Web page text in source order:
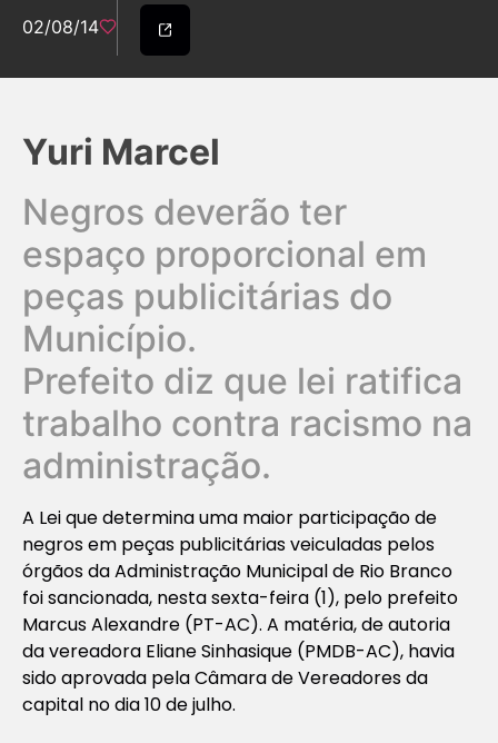
02/08/14
Yuri Marcel
Negros deverão ter
espaço proporcional em
peças publicitárias do
Município.
Prefeito diz que lei ratifica
trabalho contra racismo na
administração.
A Lei que determina uma maior participação de
negros em peças publicitárias veiculadas pelos
órgãos da Administração Municipal de Rio Branco
foi sancionada, nesta sexta-feira (1), pelo prefeito
Marcus Alexandre (PT-AC). A matéria, de autoria
da vereadora Eliane Sinhasique (PMDB-AC), havia
sido aprovada pela Câmara de Vereadores da
capital no dia 10 de julho.